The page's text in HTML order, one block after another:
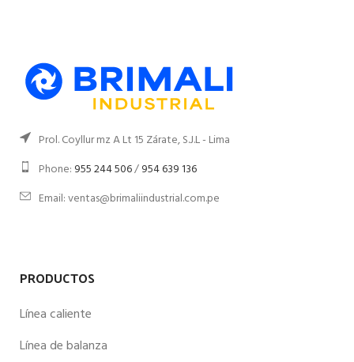
Prol. Coyllur mz A Lt 15 Zárate, S.J.L - Lima
Phone: 955 244 506/954 639 136
Email: ventas@brimaliindustrial.com.pe
PRODUCTOS
Línea caliente
Línea de balanza